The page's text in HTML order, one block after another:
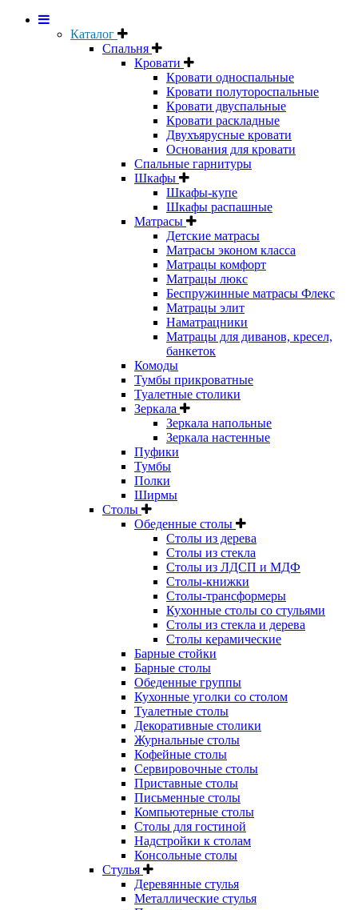
Каталог
Спальня
Кровати
Кровати односпальные
Кровати полутороспальные
Кровати двуспальные
Кровати раскладные
Двухъярусные кровати
Основания для кровати
Спальные гарнитуры
Шкафы
Шкафы-купе
Шкафы распашные
Матрасы
Детские матрасы
Матрасы эконом класса
Матрацы комфорт
Матрацы люкс
Беспружинные матрасы Флекс
Матрацы элит
Наматрацники
Матрацы для диванов, кресел,
банкеток
Комоды
Тумбы прикроватные
Туалетные столики
Зеркала
Зеркала напольные
Зеркала настенные
Пуфики
Тумбы
Полки
Ширмы
Столы
Обеденные столы
Столы из дерева
Столы из стекла
Столы из ЛДСП и МДФ
Столы-книжки
Столы-трансформеры
Кухонные столы со стульями
Столы из стекла и дерева
Столы керамические
Барные стойки
Барные столы
Обеденные группы
Кухонные уголки со столом
Туалетные столы
Декоративные столики
Журнальные столы
Кофейные столы
Сервировочные столы
Приставные столы
Письменные столы
Компьютерные столы
Столы для гостиной
Надстройки к столам
Консольные столы
Стулья
Деревянные стулья
Металлические стулья